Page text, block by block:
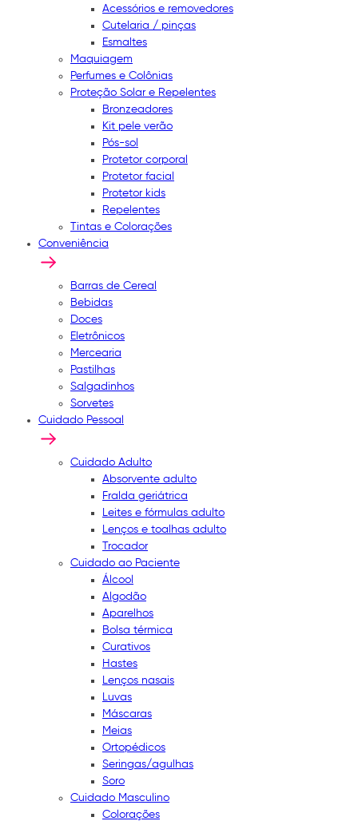
Acessórios e removedores
Cutelaria / pinças
Esmaltes
Maquiagem
Perfumes e Colônias
Proteção Solar e Repelentes
Bronzeadores
Kit pele verão
Pós-sol
Protetor corporal
Protetor facial
Protetor kids
Repelentes
Tintas e Colorações
Conveniência
Barras de Cereal
Bebidas
Doces
Eletrônicos
Mercearia
Pastilhas
Salgadinhos
Sorvetes
Cuidado Pessoal
Cuidado Adulto
Absorvente adulto
Fralda geriátrica
Leites e fórmulas adulto
Lenços e toalhas adulto
Trocador
Cuidado ao Paciente
Álcool
Algodão
Aparelhos
Bolsa térmica
Curativos
Hastes
Lenços nasais
Luvas
Máscaras
Meias
Ortopédicos
Seringas/agulhas
Soro
Cuidado Masculino
Colorações